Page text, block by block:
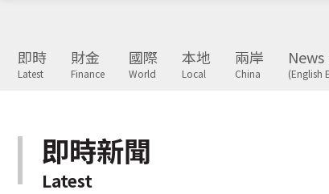
即時
Latest
財金
Finance
國際
World
本地
Local
兩岸
China
News
(English
即時新聞
Latest